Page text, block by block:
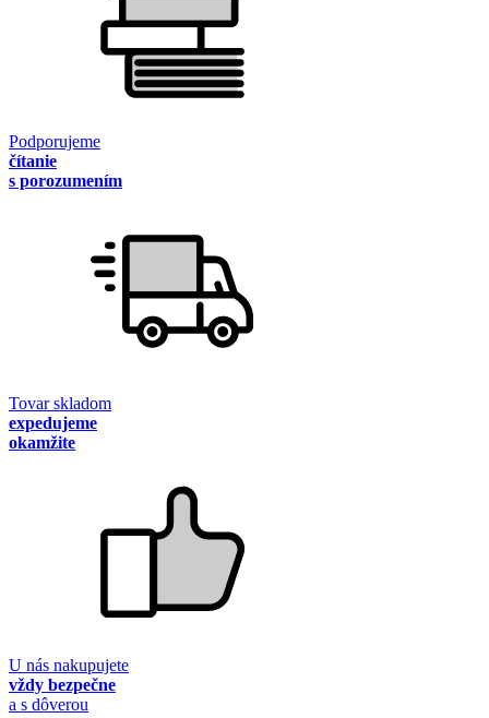
Podporujeme
čítanie
s porozumením
Tovar skladom
expedujeme
okamžite
U nás nakupujete
vždy bezpečne
a s dôverou